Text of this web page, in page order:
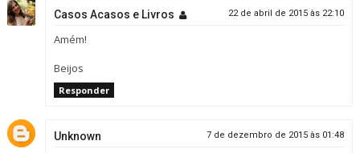
Casos Acasos e Livros 22 de abril de 2015 às 22:10
Amém!
Beijos
Responder
Unknown 7 de dezembro de 2015 às 01:48